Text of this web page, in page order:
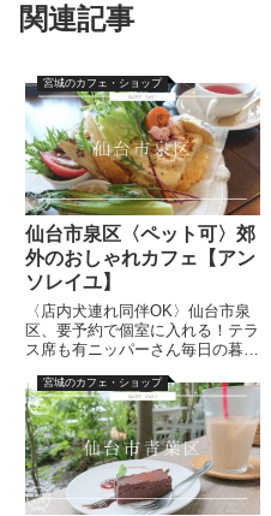
関連記事
宮城のカフェ・ショップ
仙台市泉区〈ペット可〉郊
外のおしゃれカフェ【アン
ソレイユ】
〈店内犬連れ同伴OK〉仙台市泉
区、要予約で個室に入れる！テラ
ス席も有ニッパーさん毎日の暮ら
です今日はおしゃれなカフェ【ア
ンソレイユ（ensoleille）】のご
紹介です！※可愛い一軒家のカフ
ェこちらのカフェは、...
宮城のカフェ・ショップ